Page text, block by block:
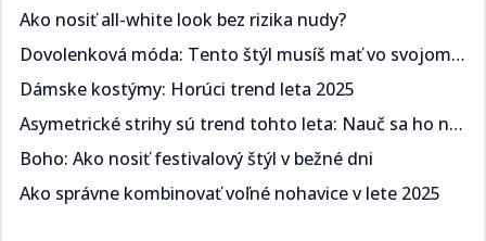
Ako nosiť all-white look bez rizika nudy?​​​​‌ ‍ ​‍​‍‌‍ ‌ ​‍‌‍‍‌‌‍‌ ‌‍‍‌‌‍ ‍​‍​‍​ ‍‍​‍​‍‌ ​ ‌‍​‌‌‍ ‍‌‍‍‌‌ ‌​‌ ‍‌​‍ ‍‌‍‍‌‌‍ ​‍​‍​‍ ​​‍​‍‌‍‍​‌ ​‍‌‍‌‌‌‍‌‍​‍​‍​ ‍‍​‍​‍‌‍‍​‌ ‌​‌ ‌​‌ ​​​ ‍‍​‍ ​‍ ‌‍ ​‌‍ ‌‍​ ‌‍​‌‌‍ ​‌‍‍​‌‍ ‌ ​ ‌ ‌​​ ‍‍​ ​ ​ ​​​ ​​​ ​​​‍ ‌ ​ ‌ ‌​‌ ‌‌‌‍‌​‌‍‍‌‌‍ ​‍ ‌‍‍‌‌‍ ‍‌ ‌​‌‍‌‌‌‍ ‍‌ ‌​​‍ ‌‍‌‌‌‍‌​‌‍‍‌‌ ‌​​‍ ‌‍ ‌‌‍ ‌‍‌​‌‍‌‌​ ‌‌ ​​‌ ​‍‌‍‌‌‌ ​ ‌‍‌‌‌‍ ‍‌ ‌​‌‍​‌‌ ‌​‌‍‍‌‌‍ ‌‍ ‍​ ‍ ‌‍‍‌‌‍‌​​ ‌‌‍‌‍​ ‌‌​ ‍‌​ ‍‌​ ‍​​ ‌‌‌‍‌‍​ ​ ​‍ ‌​ ‍‌‌‍​ ​ ​ ‌‍​‌​‍ ‌​ ‌​‌‍‌‌​ ‌​​ ​​​‍ ‌​ ‍​​ ‌ ​ ​‍‌‍‌‌​‍ ‌​ ‌​​ ​‌‌‍‌​‌‍‌‌‌‍‌‌‌‍​‍‌‍‌‌​ ​‌​ ‍‌‌‍‌‌​ ‌‍​ ‌ ​ ‍ ‌ ‌​‌ ‍‌‌ ​​‌‍‌‌​ ‌‌ ​​‌‍ ‌ ​ ‌ ‌​​ ‍ ‌ ​​‌‍​‌‌ ‌​‌‍‍​​ ‌‌ ‌​‌‍‍‌‌ ‌​‌‍ ​‌‍‌‌​ ‌‍​‍‌‍​‌‌ ​ ‌‍‌‌‌‌‌‌‌ ​‍‌‍ ​​ ‌‌‍‍​‌ ‌​‌ ‌​‌ ​​​‍‌‌​ ​ ‌​​‌​‍‌‌​ ​‍‌​‌‍​‍‌‌​ ​‍‌​‌‍‌‍ ​‌‍ ‌‍​ ‌‍​‌‌‍ ​‌‍‍​‌‍ ‌ ​ ‌ ‌​​‍‌‌​ ​ ‌​​‌​ ​ ​ ​​​ ​​​ ​​​‍‌‌​ ​‍‌​‌‍‌ ​ ‌ ‌​‌ ‌‌‌‍‌​‌‍‍‌‌‍ ​‍‌‍‌‍‍‌‌‍‌​​ ‌‌‍‌‍​ ‌‌​ ‍‌​ ‍‌​ ‍​​ ‌‌‌‍‌‍​ ​ ​‍ ‌​ ‍‌‌‍​ ​ ​ ‌‍​‌​‍ ‌​ ‌​‌‍‌‌​ ‌​​ ​​​‍ ‌​ ‍​​ ‌ ​ ​‍‌‍‌‌​‍ ‌​ ‌​​ ​‌‌‍‌​‌‍‌‌‌‍‌‌‌‍​‍‌‍‌‌​ ​‌​ ‍‌‌‍‌‌​ ‌‍​ ‌ ​‍‌‍‌ ‌​‌ ‍‌‌ ​​‌‍‌‌​ ‌‌ ​​‌‍ ‌ ​ ‌ ‌​​‍‌‍‌ ​​‌‍​‌‌ ‌​‌‍‍​​ ‌‌ ‌​‌‍‍‌‌ ‌​‌‍ ​‌‍‌‌​‍‌‍‌ ​​‌‍‌‌‌ ​‍‌ ​ ‌ ​​‌‍‌‌‌‍​ ‌ ‌​‌‍‍‌‌ ‌‍‌‍‌‌​ ‌‌ ​​‌ ‌‌‌‍​‍‌‍ ​‌‍‍‌‌ ​ ‌‍‍​‌‍‌‌‌‍‌​​‍​‍‌ ‌
Dovolenková móda: Tento štýl musíš mať vo svojom šatníku ​​​​‌ ‍ ​‍​‍‌‍ ‌ ​‍‌‍‍‌‌‍‌ ‌‍‍‌‌‍ ‍​‍​‍​ ‍‍​‍​‍‌ ​ ‌‍​‌‌‍ ‍‌‍‍‌‌ ‌​‌ ‍‌​‍ ‍‌‍‍‌‌‍ ​‍​‍​‍ ​​‍​‍‌‍‍​‌ ​‍‌‍‌‌‌‍‌‍​‍​‍​ ‍‍​‍​‍‌‍‍​‌ ‌​‌ ‌​‌ ​​​ ‍‍​‍ ​‍ ‌‍ ​‌‍ ‌‍​ ‌‍​‌‌‍ ​‌‍‍​‌‍ ‌ ​ ‌ ‌​​ ‍‍​ ​ ​ ​​​ ​​​ ​​​‍ ‌ ​ ‌ ‌​‌ ‌‌‌‍‌​‌‍‍‌‌‍ ​‍ ‌‍‍‌‌‍ ‍‌ ‌​‌‍‌‌‌‍ ‍‌ ‌​​‍ ‌‍‌‌‌‍‌​‌‍‍‌‌ ‌​​‍ ‌‍ ‌‌‍ ‌‍‌​‌‍‌‌​ ‌‌ ​​‌ ​‍‌‍‌‌‌ ​ ‌‍‌‌‌‍ ‍‌ ‌​‌‍​‌‌ ‌​‌‍‍‌‌‍ ‌‍ ‍​ ‍ ‌‍‍‌‌‍‌​​ ‌​ ​​​ ‌‌​ ​​‌‍‌‌​ ‍​‌‍‌​​ ​​‌‍‌‌​‍ ‌​ ​​​ ‍‌​ ‌ ​ ‍​​‍ ‌​ ‌​​ ​ ‌‍​ ​ ‌​​‍ ‌​ ‍‌‌‍​‌​ ‍‌​ ​​​‍ ‌​ ‍​​ ​‌​ ‍​​ ​‍​ ​​‌‍‌‌​ ​ ​ ​‌​ ​ ‌‍​ ​ ‍​​ ​‍​ ‍ ‌ ‌​‌ ‍‌‌ ​​‌‍‌‌​ ‌‌ ​​‌‍ ‌ ​ ‌ ‌​​ ‍ ‌ ​​‌‍​‌‌ ‌​‌‍‍​​ ‌‌ ‌​‌‍‍‌‌ ‌​‌‍ ​‌‍‌‌​ ‌‍​‍‌‍​‌‌ ​ ‌‍‌‌‌‌‌‌‌ ​‍‌‍ ​​ ‌‌‍‍​‌ ‌​‌ ‌​‌ ​​​‍‌‌​ ​ ‌​​‌​‍‌‌​ ​‍‌​‌‍​‍‌‌​ ​‍‌​‌‍‌‍ ​‌‍ ‌‍​ ‌‍​‌‌‍ ​‌‍‍​‌‍ ‌ ​ ‌ ‌​​‍‌‌​ ​ ‌​​‌​ ​ ​ ​​​ ​​​ ​​​‍‌‌​ ​‍‌​‌‍‌ ​ ‌ ‌​‌ ‌‌‌‍‌​‌‍‍‌‌‍ ​‍‌‍‌‍‍‌‌‍‌​​ ‌​ ​​​ ‌‌​ ​​‌‍‌‌​ ‍​‌‍‌​​ ​​‌‍‌‌​‍ ‌​ ​​​ ‍‌​ ‌ ​ ‍​​‍ ‌​ ‌​​ ​ ‌‍​ ​ ‌​​‍ ‌​ ‍‌‌‍​‌​ ‍‌​ ​​​‍ ‌​ ‍​​ ​‌​ ‍​​ ​‍​ ​​‌‍‌‌​ ​ ​ ​‌​ ​ ‌‍​ ​ ‍​​ ​‍​‍‌‍‌ ‌​‌ ‍‌‌ ​​‌‍‌‌​ ‌‌ ​​‌‍ ‌ ​ ‌ ‌​​‍‌‍‌ ​​‌‍​‌‌ ‌​‌‍‍​​ ‌‌ ‌​‌‍‍‌‌ ‌​‌‍ ​‌‍‌‌​‍‌‍‌ ​​‌‍‌‌‌ ​‍‌ ​ ‌ ​​‌‍‌‌‌‍​ ‌ ‌​‌‍‍‌‌ ‌‍‌‍‌‌​ ‌‌ ​​‌ ‌‌‌‍​‍‌‍ ​‌‍‍‌‌ ​ ‌‍‍​‌‍‌‌‌‍‌​​‍​‍‌ ‌
Dámske kostýmy: Horúci trend leta 2025 ​​​​‌ ‍ ​‍​‍‌‍ ‌ ​‍‌‍‍‌‌‍‌ ‌‍‍‌‌‍ ‍​‍​‍​ ‍‍​‍​‍‌ ​ ‌‍​‌‌‍ ‍‌‍‍‌‌ ‌​‌ ‍‌​‍ ‍‌‍‍‌‌‍ ​‍​‍​‍ ​​‍​‍‌‍‍​‌ ​‍‌‍‌‌‌‍‌‍​‍​‍​ ‍‍​‍​‍‌‍‍​‌ ‌​‌ ‌​‌ ​​​ ‍‍​‍ ​‍ ‌‍ ​‌‍ ‌‍​ ‌‍​‌‌‍ ​‌‍‍​‌‍ ‌ ​ ‌ ‌​​ ‍‍​ ​ ​ ​​​ ​​​ ​​​‍ ‌ ​ ‌ ‌​‌ ‌‌‌‍‌​‌‍‍‌‌‍ ​‍ ‌‍‍‌‌‍ ‍‌ ‌​‌‍‌‌‌‍ ‍‌ ‌​​‍ ‌‍‌‌‌‍‌​‌‍‍‌‌ ‌​​‍ ‌‍ ‌‌‍ ‌‍‌​‌‍‌‌​ ‌‌ ​​‌ ​‍‌‍‌‌‌ ​ ‌‍‌‌‌‍ ‍‌ ‌​‌‍​‌‌ ‌​‌‍‍‌‌‍ ‌‍ ‍​ ‍ ‌‍‍‌‌‍‌​​ ‌​ ​‌​ ‍​​ ‍‌​ ​‌​ ‌​​ ‌‍‌‍‌​‌‍‌​​‍ ‌‌‍‌‌​ ‌ ​ ‌‌​ ‌​​‍ ‌​ ‌​​ ​‍​ ‌‍‌‍‌‍​‍ ‌​ ‍​​ ‌​‌‍‌‍​ ‌ ​‍ ‌​ ​‌‌‍‌​​ ‍‌​ ‌‌‌‍‌‍​ ​ ​ ​ ​ ​‍​ ​​​ ‌‌‌‍‌‍‌‍‌‍​ ‍ ‌ ‌​‌ ‍‌‌ ​​‌‍‌‌​ ‌‌ ​​‌‍ ‌ ​ ‌ ‌​​ ‍ ‌ ​​‌‍​‌‌ ‌​‌‍‍​​ ‌‌ ‌​‌‍‍‌‌ ‌​‌‍ ​‌‍‌‌​ ‌‍​‍‌‍​‌‌ ​ ‌‍‌‌‌‌‌‌‌ ​‍‌‍ ​​ ‌‌‍‍​‌ ‌​‌ ‌​‌ ​​​‍‌‌​ ​ ‌​​‌​‍‌‌​ ​‍‌​‌‍​‍‌‌​ ​‍‌​‌‍‌‍ ​‌‍ ‌‍​ ‌‍​‌‌‍ ​‌‍‍​‌‍ ‌ ​ ‌ ‌​​‍‌‌​ ​ ‌​​‌​ ​ ​ ​​​ ​​​ ​​​‍‌‌​ ​‍‌​‌‍‌ ​ ‌ ‌​‌ ‌‌‌‍‌​‌‍‍‌‌‍ ​‍‌‍‌‍‍‌‌‍‌​​ ‌​ ​‌​ ‍​​ ‍‌​ ​‌​ ‌​​ ‌‍‌‍‌​‌‍‌​​‍ ‌‌‍‌‌​ ‌ ​ ‌‌​ ‌​​‍ ‌​ ‌​​ ​‍​ ‌‍‌‍‌‍​‍ ‌​ ‍​​ ‌​‌‍‌‍​ ‌ ​‍ ‌​ ​‌‌‍‌​​ ‍‌​ ‌‌‌‍‌‍​ ​ ​ ​ ​ ​‍​ ​​​ ‌‌‌‍‌‍‌‍‌‍​‍‌‍‌ ‌​‌ ‍‌‌ ​​‌‍‌‌​ ‌‌ ​​‌‍ ‌ ​ ‌ ‌​​‍‌‍‌ ​​‌‍​‌‌ ‌​‌‍‍​​ ‌‌ ‌​‌‍‍‌‌ ‌​‌‍ ​‌‍‌‌​‍‌‍‌ ​​‌‍‌‌‌ ​‍‌ ​ ‌ ​​‌‍‌‌‌‍​ ‌ ‌​‌‍‍‌‌ ‌‍‌‍‌‌​ ‌‌ ​​‌ ‌‌‌‍​‍‌‍ ​‌‍‍‌‌ ​ ‌‍‍​‌‍‌‌‌‍‌​​‍​‍‌ ‌
Asymetrické strihy sú trend tohto leta: Nauč sa ho nosiť​​​​‌ ‍ ​‍​‍‌‍ ‌ ​‍‌‍‍‌‌‍‌ ‌‍‍‌‌‍ ‍​‍​‍​ ‍‍​‍​‍‌ ​ ‌‍​‌‌‍ ‍‌‍‍‌‌ ‌​‌ ‍‌​‍ ‍‌‍‍‌‌‍ ​‍​‍​‍ ​​‍​‍‌‍‍​‌ ​‍‌‍‌‌‌‍‌‍​‍​‍​ ‍‍​‍​‍‌‍‍​‌ ‌​‌ ‌​‌ ​​​ ‍‍​‍ ​‍ ‌‍ ​‌‍ ‌‍​ ‌‍​‌‌‍ ​‌‍‍​‌‍ ‌ ​ ‌ ‌​​ ‍‍​ ​ ​ ​​​ ​​​ ​​​‍ ‌ ​ ‌ ‌​‌ ‌‌‌‍‌​‌‍‍‌‌‍ ​‍ ‌‍‍‌‌‍ ‍‌ ‌​‌‍‌‌‌‍ ‍‌ ‌​​‍ ‌‍‌‌‌‍‌​‌‍‍‌‌ ‌​​‍ ‌‍ ‌‌‍ ‌‍‌​‌‍‌‌​ ‌‌ ​​‌ ​‍‌‍‌‌‌ ​ ‌‍‌‌‌‍ ‍‌ ‌​‌‍​‌‌ ‌​‌‍‍‌‌‍ ‌‍ ‍​ ‍ ‌‍‍‌‌‍‌​​ ‌​ ‌‍​ ‌ ​ ​​‌‍‌​‌‍‌‍​ ​ ​ ​‌‌‍​‍​‍ ‌​ ​ ​ ​ ​ ​‌​ ‌‍​‍ ‌​ ‌​‌‍‌​​ ‌ ​ ‌​​‍ ‌​ ‍​​ ‌‌​ ​ ​ ‌‍​‍ ‌​ ​ ​ ‌‌​ ​​‌‍‌​​ ‌‍​ ​‌‌‍‌‌‌‍​‍‌‍​ ‌‍​‍​ ‍‌‌‍‌​​ ‍ ‌ ‌​‌ ‍‌‌ ​​‌‍‌‌​ ‌‌ ​​‌‍ ‌ ​ ‌ ‌​​ ‍ ‌ ​​‌‍​‌‌ ‌​‌‍‍​​ ‌‌ ‌​‌‍‍‌‌ ‌​‌‍ ​‌‍‌‌​ ‌‍​‍‌‍​‌‌ ​ ‌‍‌‌‌‌‌‌‌ ​‍‌‍ ​​ ‌‌‍‍​‌ ‌​‌ ‌​‌ ​​​‍‌‌​ ​ ‌​​‌​‍‌‌​ ​‍‌​‌‍​‍‌‌​ ​‍‌​‌‍‌‍ ​‌‍ ‌‍​ ‌‍​‌‌‍ ​‌‍‍​‌‍ ‌ ​ ‌ ‌​​‍‌‌​ ​ ‌​​‌​ ​ ​ ​​​ ​​​ ​​​‍‌‌​ ​‍‌​‌‍‌ ​ ‌ ‌​‌ ‌‌‌‍‌​‌‍‍‌‌‍ ​‍‌‍‌‍‍‌‌‍‌​​ ‌​ ‌‍​ ‌ ​ ​​‌‍‌​‌‍‌‍​ ​ ​ ​‌‌‍​‍​‍ ‌​ ​ ​ ​ ​ ​‌​ ‌‍​‍ ‌​ ‌​‌‍‌​​ ‌ ​ ‌​​‍ ‌​ ‍​​ ‌‌​ ​ ​ ‌‍​‍ ‌​ ​ ​ ‌‌​ ​​‌‍‌​​ ‌‍​ ​‌‌‍‌‌‌‍​‍‌‍​ ‌‍​‍​ ‍‌‌‍‌​​‍‌‍‌ ‌​‌ ‍‌‌ ​​‌‍‌‌​ ‌‌ ​​‌‍ ‌ ​ ‌ ‌​​‍‌‍‌ ​​‌‍​‌‌ ‌​‌‍‍​​ ‌‌ ‌​‌‍‍‌‌ ‌​‌‍ ​‌‍‌‌​‍‌‍‌ ​​‌‍‌‌‌ ​‍‌ ​ ‌ ​​‌‍‌‌‌‍​ ‌ ‌​‌‍‍‌‌ ‌‍‌‍‌‌​ ‌‌ ​​‌ ‌‌‌‍​‍‌‍ ​‌‍‍‌‌ ​ ‌‍‍​‌‍‌‌‌‍‌​​‍​‍‌ ‌
Boho: Ako nosiť festivalový štýl v bežné dni
Ako správne kombinovať voľné nohavice v lete 2025​​​​‌ ‍ ​‍​‍‌‍ ‌ ​‍‌‍‍‌‌‍‌ ‌‍‍‌‌‍ ‍​‍​‍​ ‍‍​‍​‍‌ ​ ‌‍​‌‌‍ ‍‌‍‍‌‌ ‌​‌ ‍‌​‍ ‍‌‍‍‌‌‍ ​‍​‍​‍ ​​‍​‍‌‍‍​‌ ​‍‌‍‌‌‌‍‌‍​‍​‍​ ‍‍​‍​‍‌‍‍​‌ ‌​‌ ‌​‌ ​​​ ‍‍​‍ ​‍ ‌‍ ​‌‍ ‌‍​ ‌‍​‌‌‍ ​‌‍‍​‌‍ ‌ ​ ‌ ‌​​ ‍‍​ ​ ​ ​​​ ​​​ ​​​‍ ‌ ​ ‌ ‌​‌ ‌‌‌‍‌​‌‍‍‌‌‍ ​‍ ‌‍‍‌‌‍ ‍‌ ‌​‌‍‌‌‌‍ ‍‌ ‌​​‍ ‌‍‌‌‌‍‌​‌‍‍‌‌ ‌​​‍ ‌‍ ‌‌‍ ‌‍‌​‌‍‌‌​ ‌‌ ​​‌ ​‍‌‍‌‌‌ ​ ‌‍‌‌‌‍ ‍‌ ‌​‌‍​‌‌ ‌​‌‍‍‌‌‍ ‌‍ ‍​ ‍ ‌‍‍‌‌‍‌​​ ‌‌‍‌​​ ‍​​ ‍‌​ ​‌​ ‌‌​ ​‍​ ‌ ‌‍‌​​‍ ‌​ ‌‍​ ‍​​ ​‌​ ‍​​‍ ‌​ ‌​​ ‍‌​ ​ ​ ‌​​‍ ‌‌‍​‌‌‍‌​​ ​‍​ ‌​​‍ ‌​ ​ ​ ​ ​ ​​​ ‌‍​ ​ ​ ‌‌​ ‌ ​ ‍​​ ​‍​ ​​‌‍​‌​ ‌​​ ‍ ‌ ‌​‌ ‍‌‌ ​​‌‍‌‌​ ‌‌ ​​‌‍ ‌ ​ ‌ ‌​​ ‍ ‌ ​​‌‍​‌‌ ‌​‌‍‍​​ ‌‌ ‌​‌‍‍‌‌ ‌​‌‍ ​‌‍‌‌​ ‌‍​‍‌‍​‌‌ ​ ‌‍‌‌‌‌‌‌‌ ​‍‌‍ ​​ ‌‌‍‍​‌ ‌​‌ ‌​‌ ​​​‍‌‌​ ​ ‌​​‌​‍‌‌​ ​‍‌​‌‍​‍‌‌​ ​‍‌​‌‍‌‍ ​‌‍ ‌‍​ ‌‍​‌‌‍ ​‌‍‍​‌‍ ‌ ​ ‌ ‌​​‍‌‌​ ​ ‌​​‌​ ​ ​ ​​​ ​​​ ​​​‍‌‌​ ​‍‌​‌‍‌ ​ ‌ ‌​‌ ‌‌‌‍‌​‌‍‍‌‌‍ ​‍‌‍‌‍‍‌‌‍‌​​ ‌‌‍‌​​ ‍​​ ‍‌​ ​‌​ ‌‌​ ​‍​ ‌ ‌‍‌​​‍ ‌​ ‌‍​ ‍​​ ​‌​ ‍​​‍ ‌​ ‌​​ ‍‌​ ​ ​ ‌​​‍ ‌‌‍​‌‌‍‌​​ ​‍​ ‌​​‍ ‌​ ​ ​ ​ ​ ​​​ ‌‍​ ​ ​ ‌‌​ ‌ ​ ‍​​ ​‍​ ​​‌‍​‌​ ‌​​‍‌‍‌ ‌​‌ ‍‌‌ ​​‌‍‌‌​ ‌‌ ​​‌‍ ‌ ​ ‌ ‌​​‍‌‍‌ ​​‌‍​‌‌ ‌​‌‍‍​​ ‌‌ ‌​‌‍‍‌‌ ‌​‌‍ ​‌‍‌‌​‍‌‍‌ ​​‌‍‌‌‌ ​‍‌ ​ ‌ ​​‌‍‌‌‌‍​ ‌ ‌​‌‍‍‌‌ ‌‍‌‍‌‌​ ‌‌ ​​‌ ‌‌‌‍​‍‌‍ ​‌‍‍‌‌ ​ ‌‍‍​‌‍‌‌‌‍‌​​‍​‍‌ ‌